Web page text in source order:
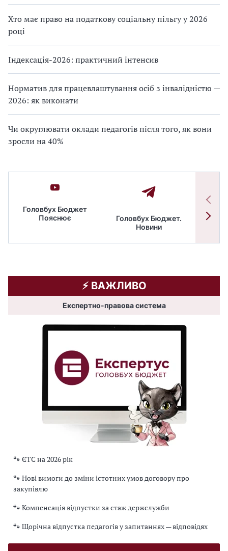
Хто має право на податкову соціальну пільгу у 2026
році
Індексація-2026: практичний інтенсив
Норматив для працевлаштування осіб з інвалідністю —
2026: як виконати
Чи округлювати оклади педагогів після того, як вони
зросли на 40%
Головбух Бюджет
Пояснює
Головбух Бюджет.
Новини
⚡️ ВАЖЛИВО
Експертно-правова система
🐾 ЄТС на 2026 рік
🐾 Нові вимоги до зміни істотних умов договору про
закупівлю
🐾 Компенсація відпустки за стаж держслужби
🐾 Щорічна відпустка педагогів у запитаннях — відповідях